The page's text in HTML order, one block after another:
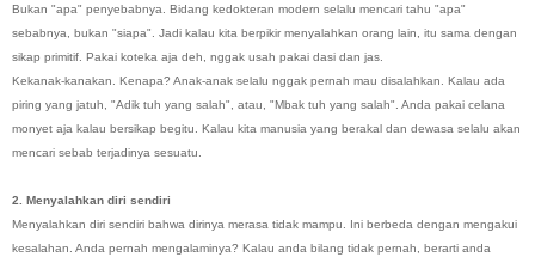
Bukan "apa" penyebabnya. Bidang kedokteran modern selalu mencari tahu "apa"
sebabnya, bukan "siapa". Jadi kalau kita berpikir menyalahkan orang lain, itu sama dengan
sikap primitif. Pakai koteka aja deh, nggak usah pakai dasi dan jas.
Kekanak-kanakan. Kenapa? Anak-anak selalu nggak pernah mau disalahkan. Kalau ada
piring yang jatuh, "Adik tuh yang salah", atau, "Mbak tuh yang salah". Anda pakai celana
monyet aja kalau bersikap begitu. Kalau kita manusia yang berakal dan dewasa selalu akan
mencari sebab terjadinya sesuatu.
2. Menyalahkan diri sendiri
Menyalahkan diri sendiri bahwa dirinya merasa tidak mampu. Ini berbeda dengan mengakui
kesalahan. Anda pernah mengalaminya? Kalau anda bilang tidak pernah, berarti anda